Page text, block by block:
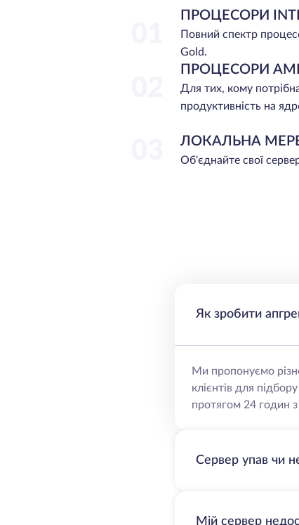
ПРОЦЕСОРИ
Повний спектр
Gold.
ПРОЦЕСОРИ
Для тих, кому
продуктивність на
ЛОКАЛЬНА
Об'єднайте свої
Як зробити
Ми пропонуємо
клієнтів для
протягом 24 годин
Сервер упав чи
Мій сервер